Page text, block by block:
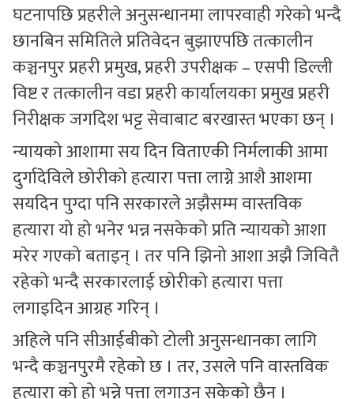
घटनापछि प्रहरीले अनुसन्धानमा लापरवाही गरेको भन्दै
छानबिन समितिले प्रतिवेदन बुझाएपछि तत्कालीन
कञ्चनपुर प्रहरी प्रमुख, प्रहरी उपरीक्षक – एसपी डिल्ली
विष्ट र तत्कालीन वडा प्रहरी कार्यालयका प्रमुख प्रहरी
निरीक्षक जगदिश भट्ट सेवाबाट बरखास्त भएका छन् ।
न्यायको आशामा सय दिन विताएकी निर्मलाकी आमा
दुर्गादेविले छोरीको हत्यारा पत्ता लाग्ने आशै आशमा
सयदिन पुग्दा पनि सरकारले अझैसम्म वास्तविक
हत्यारा यो हो भनेर भन्न नसकेको प्रति न्यायको आशा
मरेर गएको बताइन् । तर पनि झिनो आशा अझै जिवितै
रहेको भन्दै सरकारलाई छोरीको हत्यारा पत्ता
लगाइदिन आग्रह गरिन् ।
अहिले पनि सीआईबीको टोली अनुसन्धानका लागि
भन्दै कञ्चनपुरमै रहेको छ । तर, उसले पनि वास्तविक